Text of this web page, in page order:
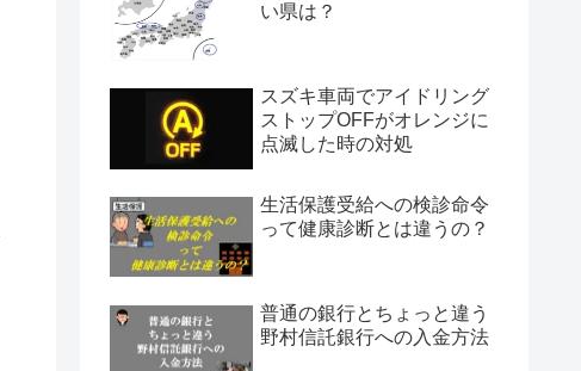
い県は？
スズキ車両でアイドリング
ストップOFFがオレンジに
点滅した時の対処
生活保護受給への検診命令
って健康診断とは違うの？
普通の銀行とちょっと違う
野村信託銀行への入金方法